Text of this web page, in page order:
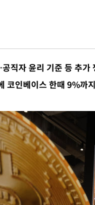
해안 최대 150㎜ 비
뿌리 발견…감정가 1.3억원
60대, 닷새 만에 숨진 채 발견
임서 '홈팀' 일본과 한일전
트 전복…1명 사망·1명 실종
최고 35도' 무더위, 열대야 계
' 축구협회 "실망과 걱정 안겨
동해안 최대 150㎜ 비
0.6% 나스닥 1.3%↑
직자 윤리 기준 등 추가
코인베이스 한때 9%까